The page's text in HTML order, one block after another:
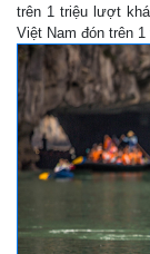
trên 1 triệu lượt
Việt Nam đón trên